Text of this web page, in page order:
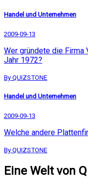
Handel und Unternehmen
2009-09-13
Wer gründete die
Jahr 1972?
By QUIZSTONE
Handel und Unternehmen
2009-09-13
Welche andere
By QUIZSTONE
Eine Welt von